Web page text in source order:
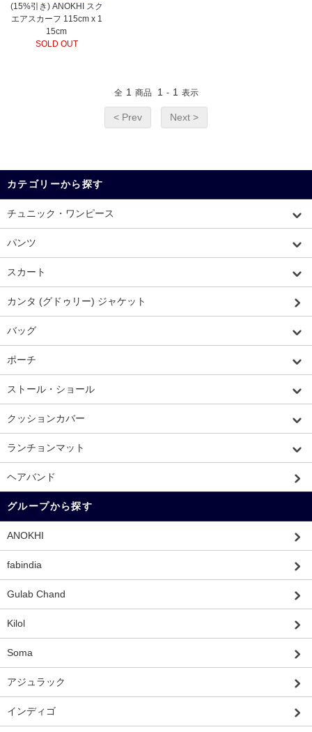
(15%引き) ANOKHI スク
エアスカーフ 115cm x 1
15cm
SOLD OUT
全 1 商品 1 - 1 表示
< Prev Next >
カテゴリーから探す
チュニック・ワンピース
パンツ
スカート
カンタ (グドゥリー) ジャケット
バッグ
ポーチ
ストール・ショール
クッションカバー
ランチョンマット
ヘアバンド
グループから探す
ANOKHI
fabindia
Gulab Chand
Kilol
Soma
アジュラック
インディゴ